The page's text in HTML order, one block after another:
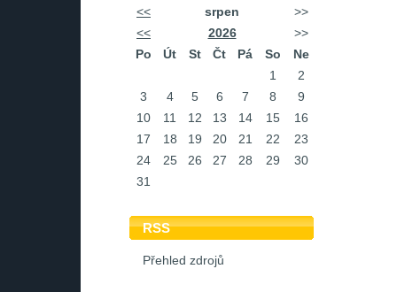
<< srpen
>>
<<
2026
>>
Po
Út St Čt Pá So
Ne
1
2
3
4 5 6 7 8
9
10
11 12 13 14 15
16
17
18 19 20 21 22
23
24
25 26 27 28 29
30
31
RSS
Přehled zdrojů